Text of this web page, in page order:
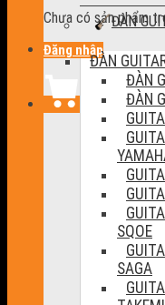
Chưa có sản phẩm
Đăng nhập
ĐÀN
ĐÀN
ĐÀN
ĐÀN
SQOE
SAGA